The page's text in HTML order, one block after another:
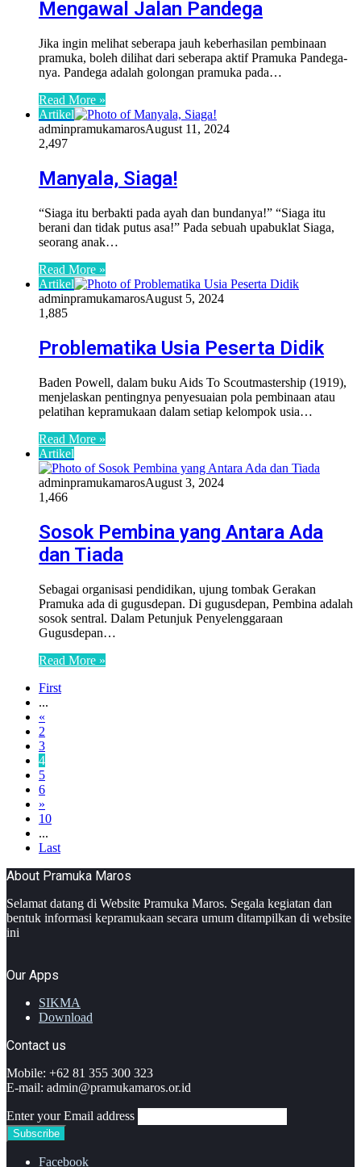
Mengawal Jalan Pandega
Jika ingin melihat seberapa jauh keberhasilan pembinaan
pramuka, boleh dilihat dari seberapa aktif Pramuka Pandega-
nya. Pandega adalah golongan pramuka pada…
Read More »
Artikel
adminpramukamarosAugust 11, 2024
2,497
Manyala, Siaga!
“Siaga itu berbakti pada ayah dan bundanya!” “Siaga itu
berani dan tidak putus asa!” Pada sebuah upabuklat Siaga,
seorang anak…
Read More »
Artikel
adminpramukamarosAugust 5, 2024
1,885
Problematika Usia Peserta Didik
Baden Powell, dalam buku Aids To Scoutmastership (1919),
menjelaskan pentingnya penyesuaian pola pembinaan atau
pelatihan kepramukaan dalam setiap kelompok usia…
Read More »
Artikel
adminpramukamarosAugust 3, 2024
1,466
Sosok Pembina yang Antara Ada
dan Tiada
Sebagai organisasi pendidikan, ujung tombak Gerakan
Pramuka ada di gugusdepan. Di gugusdepan, Pembina adalah
sosok sentral. Dalam Petunjuk Penyelenggaraan
Gugusdepan…
Read More »
First
...
«
2
3
4
5
6
»
10
...
Last
About Pramuka Maros
Selamat datang di Website Pramuka Maros. Segala kegiatan dan
bentuk informasi kepramukaan secara umum ditampilkan di website
ini
Our Apps
SIKMA
Download
Contact us
Mobile: +62 81 355 300 323
E-mail: admin@pramukamaros.or.id
Enter your Email address
Facebook